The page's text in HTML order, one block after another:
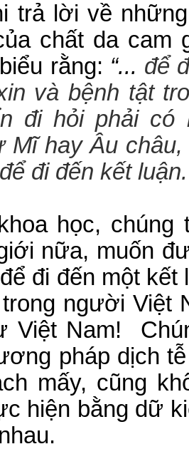
trả lời về
chất da cam
rằng: “... để
và bệnh tật
đi hỏi phải có
Mĩ hay Âu
đi đến kết
học,
nữa, muốn
đi đến một
người Việt
Việt Nam!
pháp dịch
mấy, cũng
hiện bằng dữ